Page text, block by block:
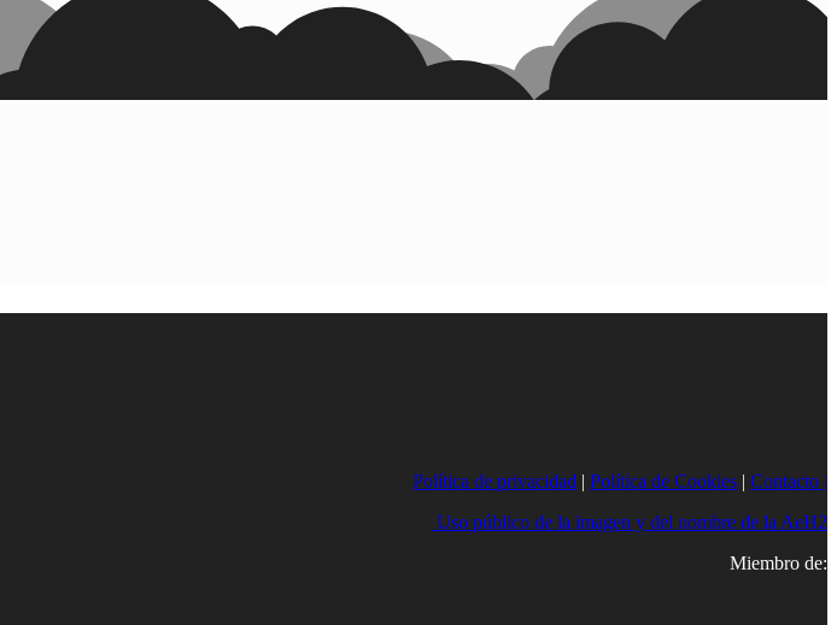
Política de privacidad | Política de Cookies | Contacto |
Uso público de la imagen y del nombre de la AeH2
Miembro de: